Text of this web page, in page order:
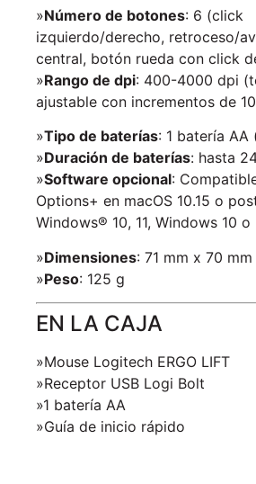
»Número de botones: 6 (click
izquierdo/derecho, retroceso/
central, botón rueda con click
»Rango de dpi: 400-4000 dpi
ajustable con incrementos de
»Tipo de baterías: 1 batería AA
»Duración de baterías: hasta
»Software opcional:
Options+ en macOS 10.15 o
Windows® 10, 11, Windows 10
»Dimensiones: 71 mm x 70
»Peso: 125 g
EN LA CAJA
»Mouse Logitech ERGO LIFT
»Receptor USB Logi Bolt
»1 batería AA
»Guía de inicio rápido